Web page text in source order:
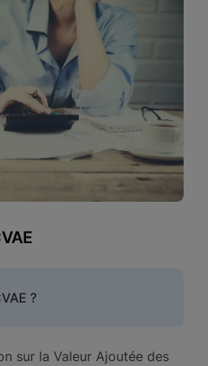
?
sur la Valeur Ajoutée des